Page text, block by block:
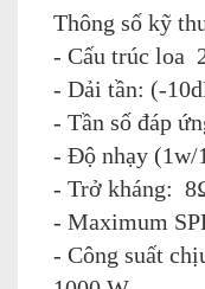
Thông số kỹ
- Cấu trúc loa
- Dải tần: (-
- Tần số đáp
- Độ nhạy (1w/
- Trở kháng:
- Maximum
- Công suất